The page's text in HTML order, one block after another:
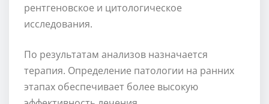
рентгеновское и цитологическое
исследования.
По результатам анализов назначается
терапия. Определение патологии на ранних
этапах обеспечивает более высокую